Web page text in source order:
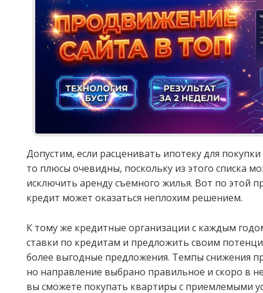
Допустим, если расценивать ипотеку для
то плюсы очевидны, поскольку из этого списка
исключить аренду съемного жилья. Вот по этой
кредит может оказаться неплохим решением.
К тому же кредитные организации с каждым
ставки по кредитам и предложить своим
более выгодные предложения. Темпы снижения
но направление выбрано правильное и скоро в
вы сможете покупать квартиры с приемлемыми